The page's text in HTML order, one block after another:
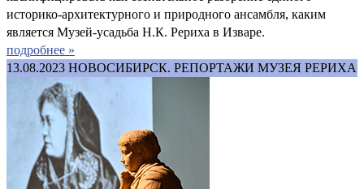
историко-архитектурного и природного ансамбля, каким
является Музей-усадьба Н.К. Рериха в Изваре.
подробнее »
13.08.2023 НОВОСИБИРСК. РЕПОРТАЖИ МУЗЕЯ РЕРИХА